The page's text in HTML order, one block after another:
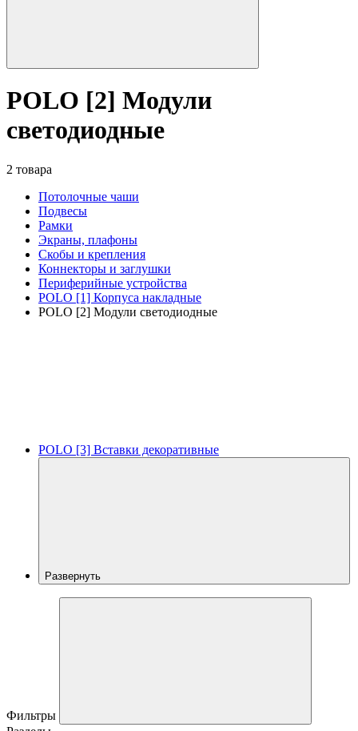
POLO [2] Модули
светодиодные
2 товара
Потолочные чаши
Подвесы
Рамки
Экраны, плафоны
Скобы и крепления
Коннекторы и заглушки
Периферийные устройства
POLO [1] Корпуса накладные
POLO [2] Модули светодиодные
POLO [3] Вставки декоративные
Развернуть
Фильтры